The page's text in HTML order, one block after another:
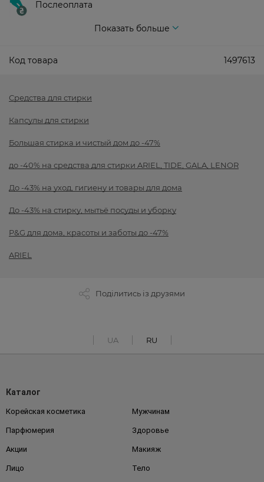
Послеоплата
Показать больше
Код товара 1497613
Средства для стирки
Капсулы для стирки
Большая стирка и чистый дом до -47%
до -40% на средства для стирки ARIEL, TIDE, GALA, LENOR
До -43% на уход, гигиену и товары для дома
До -43% на стирку, мытьё посуды и уборку
P&G для дома, красоты и заботы до -47%
ARIEL
Поділитись із друзями
UA RU
Каталог
Корейская косметика Мужчинам
Парфюмерия Здоровье
Акции Макияж
Лицо Тело